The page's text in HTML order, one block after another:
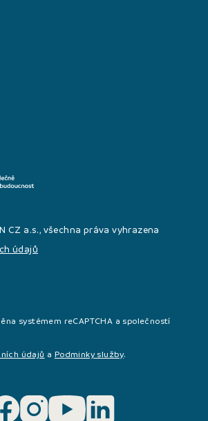
CZ a.s., všechna práva vyhrazena
údajů
systémem reCAPTCHA a společností
údajů a Podminky služby.